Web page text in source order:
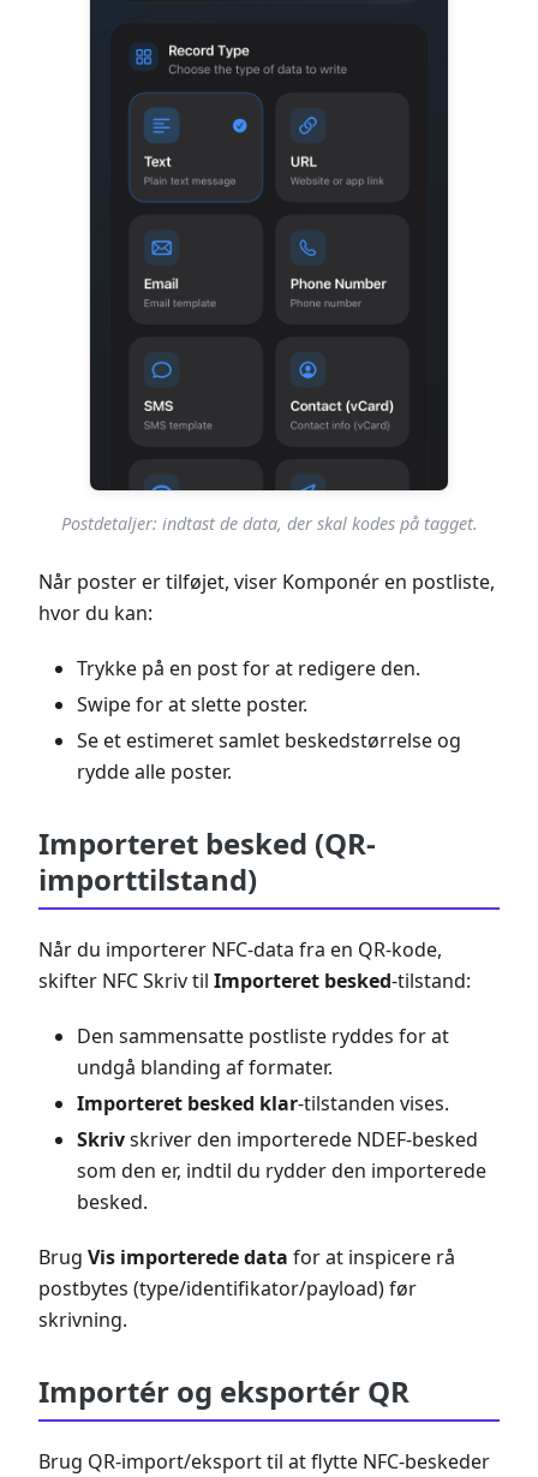
Postdetaljer: indtast de data, der skal kodes på tagget.
Når poster er tilføjet, viser Komponér en postliste,
hvor du kan:
Trykke på en post for at redigere den.
Swipe for at slette poster.
Se et estimeret samlet beskedstørrelse og
rydde alle poster.
Importeret besked (QR-
importtilstand)
Når du importerer NFC-data fra en QR-kode,
skifter NFC Skriv til Importeret besked-tilstand:
Den sammensatte postliste ryddes for at
undgå blanding af formater.
Importeret besked klar-tilstanden vises.
Skrivskriver den importerede NDEF-besked
som den er, indtil du rydder den importerede
besked.
Brug Vis importerede data for at inspicere rå
postbytes (type/identifikator/payload) før
skrivning.
Importér og eksportér QR
Brug QR-import/eksport til at flytte NFC-beskeder